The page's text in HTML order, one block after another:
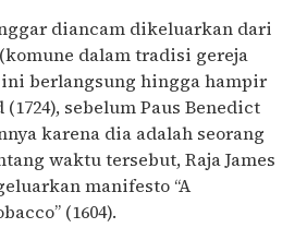
diancam dikeluarkan dari
dalam tradisi gereja
berlangsung hingga hampir
sebelum Paus Benedict
karena dia adalah seorang
waktu tersebut, Raja James
manifesto “A
(1604).